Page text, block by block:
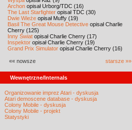
Archon opisał Urborg/TDC (16)
The Last Starfighter opisał TDC (30)
Dwie Wieże opisał Muffy (19)
Basil The Great Mouse Detective opisał Charlie
Cherry (125)
Inny Świat opisał Charlie Cherry (17)
Inspektor opisał Charlie Cherry (19)
Grand Prix Simulator opisał Charlie Cherry (16)
«« nowsze starsze »»
Wewnętrzne/Internals
Organizowanie imprez Atari - dyskusja
Atari demoscene database - dyskusja
Colony Mobile - dyskusja
Colony Mobile - projekt
Statystyki